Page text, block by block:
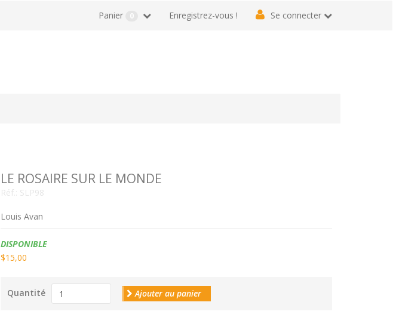
Enregistrez-vous ! Se connecter
Panier 0
LE ROSAIRE SUR LE MONDE
Réf.: SLP98
Louis Avan
Disponibilité:
DISPONIBLE
$15,00
Quantité Ajouter au panier